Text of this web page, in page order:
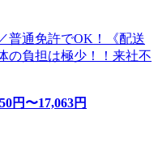
普通免許でOK！《配送
の負担は極少！！来社不
円〜17,063円